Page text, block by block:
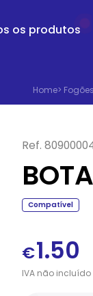
os produtos
Home>
Ref.
Compatível
€1.50
IVAnãoincluído